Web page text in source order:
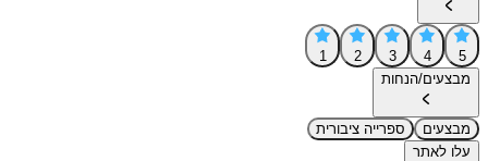
5
4
3
2
1
מבצעים/הנחות
מבצעים
ספרייה ציבורית
עלו לאתר